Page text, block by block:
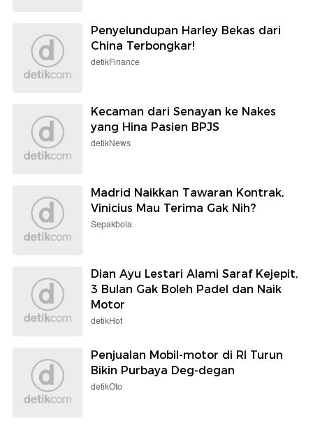
Penyelundupan Harley Bekas dari
China Terbongkar!
detikFinance
Kecaman dari Senayan ke Nakes
yang Hina Pasien BPJS
detikNews
Madrid Naikkan Tawaran Kontrak,
Vinicius Mau Terima Gak Nih?
Sepakbola
Dian Ayu Lestari Alami Saraf Kejepit,
3 Bulan Gak Boleh Padel dan Naik
Motor
detikHot
Penjualan Mobil-motor di RI Turun
Bikin Purbaya Deg-degan
detikOto